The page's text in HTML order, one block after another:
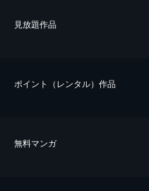
⾒放題作品
ポイント（レンタル）作品
無料マンガ